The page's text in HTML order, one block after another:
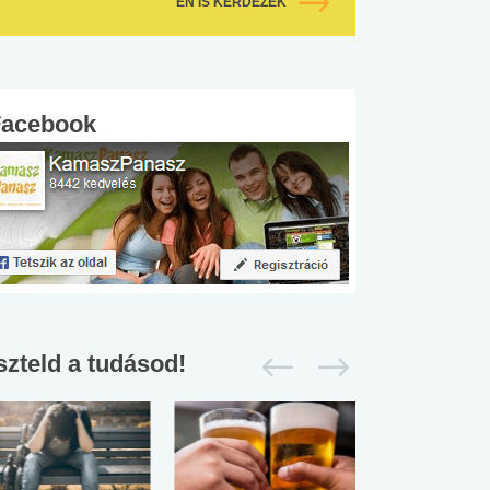
a tudásod!